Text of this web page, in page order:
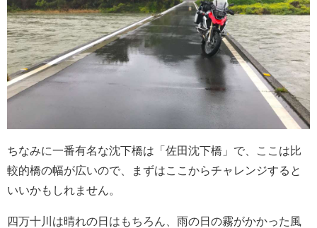
ちなみに一番有名な沈下橋は「佐田沈下橋」で、ここは比
較的橋の幅が広いので、まずはここからチャレンジすると
いいかもしれません。
四万十川は晴れの日はもちろん、雨の日の霧がかかった風